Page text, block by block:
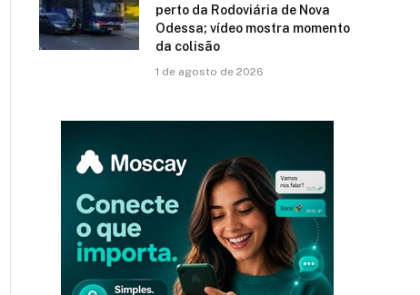
perto da Rodoviária de Nova
Odessa; vídeo mostra momento
da colisão
1 de agosto de 2026